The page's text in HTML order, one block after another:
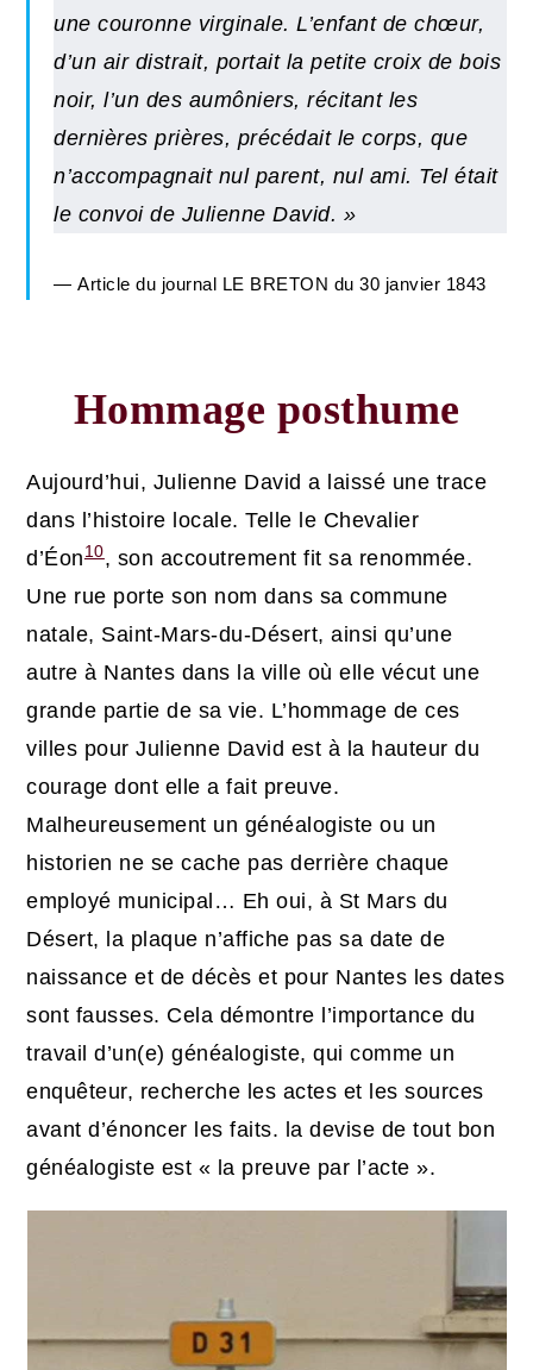
une couronne virginale. L’enfant de chœur,
d’un air distrait, portait la petite croix de bois
noir, l’un des aumôniers, récitant les
dernières prières, précédait le corps, que
n’accompagnait nul parent, nul ami. Tel était
le convoi de Julienne David. »
Article du journal LE BRETON du 30 janvier 1843
Hommage posthume
Aujourd’hui, Julienne David a laissé une trace
dans l’histoire locale. Telle le Chevalier
d’Éon 10, son accoutrement fit sa renommée.
Une rue porte son nom dans sa commune
natale, Saint-Mars-du-Désert, ainsi qu’une
autre à Nantes dans la ville où elle vécut une
grande partie de sa vie. L’hommage de ces
villes pour Julienne David est à la hauteur du
courage dont elle a fait preuve.
Malheureusement un généalogiste ou un
historien ne se cache pas derrière chaque
employé municipal… Eh oui, à St Mars du
Désert, la plaque n’affiche pas sa date de
naissance et de décès et pour Nantes les dates
sont fausses. Cela démontre l’importance du
travail d’un(e) généalogiste, qui comme un
enquêteur, recherche les actes et les sources
avant d’énoncer les faits. la devise de tout bon
généalogiste est « la preuve par l’acte ».